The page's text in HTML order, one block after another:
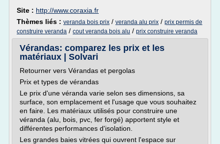
Site : http://www.coraxia.fr
Thèmes liés : veranda bois prix / veranda alu prix / prix permis de
construire veranda / cout veranda bois alu / prix construire veranda
Vérandas: comparez les prix et les
matériaux | Solvari
Retourner vers Vérandas et pergolas
Prix et types de vérandas
Le prix d'une véranda varie selon ses dimensions, sa
surface, son emplacement et l'usage que vous souhaitez
en faire. Les matériaux utilisés pour construire une
véranda (alu, bois, pvc, fer forgé) apportent style et
différentes performances d'isolation.
Les grandes baies vitrées qui ouvrent l'espace sur